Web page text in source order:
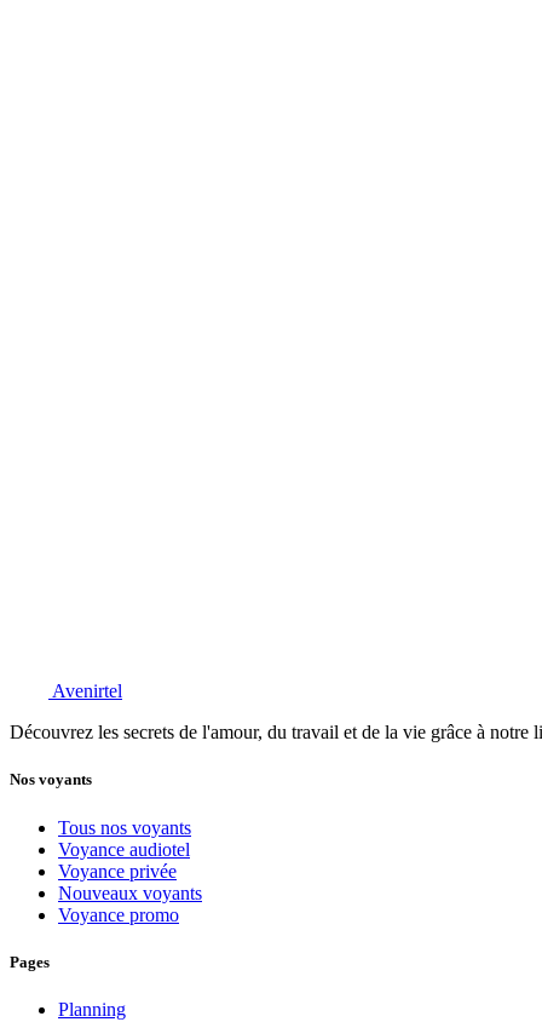
Avenirtel
Découvrez les secrets de l'amour, du travail et de la vie grâce à notre
Nos voyants
Tous nos voyants
Voyance audiotel
Voyance privée
Nouveaux voyants
Voyance promo
Pages
Planning